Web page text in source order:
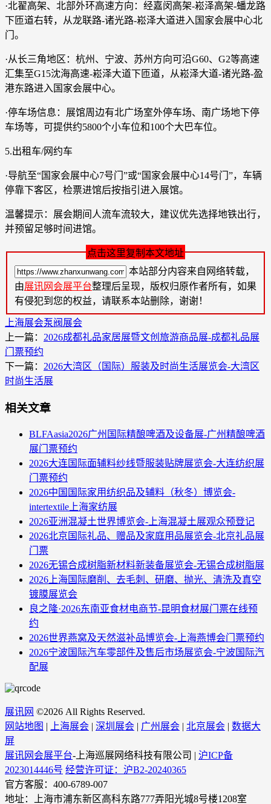
·北翟高架、北部外环高速方向：经嘉闵高架-崧泽高架-蟠龙路
下匝道右转，从龙联路-诸光路-崧泽大道进入国家会展中心北
门。
·从长三角地区：杭州、宁波、苏州方向可沿G60、G2等高速
汇集至G15沈海高速-崧泽大道下匝道，从崧泽大道-诸光路-盈
港东路进入国家会展中心。
·停车场信息：展馆周边有北广场室外停车场、南广场地下停
车场等，可提供约5800个小车位和100个大巴车位。
5.出租车/网约车
·导航至“国家会展中心7号门”或“国家会展中心14号门”，车辆
停靠下客区，检票进馆后按指引进入展馆。
温馨提示：展会期间人流车流较大，建议优先选择地铁出行，
并预留足够时间进馆。
点击这里复制本文地址
本站部分内容来自网络转载，
由展讯网会展平台整理后呈现，版权归原作者所有，如果
有侵犯到您的权益，请联系本站删除，谢谢！
上海展会泵阀展会
上一篇： 2026成都礼品家居展暨文创旅游商品展-成都礼品展
门票预约
下一篇： 2026大湾区（国际）服装及时尚生活展览会-大湾区
时尚生活展
相关文章
BLFAasia2026广州国际精酿啤酒及设备展-广州精酿啤酒
展门票预约
2026大连国际面辅料纱线暨服装贴牌展览会-大连纺织展
门票预约
2026中国国际家用纺织品及辅料（秋冬）博览会-
intertextile上海家纺展
2026亚洲混凝土世界博览会-上海混凝土展观众预登记
2026北京国际礼品、赠品及家庭用品展览会-北京礼品展
门票
2026无锡合成树脂新材料新装备展览会-无锡合成树脂展
2026上海国际磨削、去毛刺、研磨、抛光、清洗及真空
镀膜展览会
良之隆·2026东南亚食材电商节-昆明食材展门票在线预
约
2026世界燕窝及天然滋补品博览会-上海燕博会门票预约
2026宁波国际汽车零部件及售后市场展览会-宁波国际汽
配展
展讯网 ©2026 All Rights Reserved.
网站地图 | 上海展会 | 深圳展会 | 广州展会 | 北京展会 | 数据大
屏
展讯网会展平台-上海巡展网络科技有限公司 | 沪ICP备
2023014446号 经营许可证：沪B2-20240365
官方客服：400-6789-007
地址：上海市浦东新区高科东路777弄阳光城8号楼1208室